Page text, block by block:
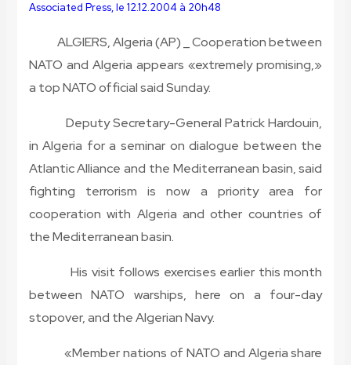
Associated Press, le 12.12.2004 à 20h48
ALGIERS, Algeria (AP) _ Cooperation between
NATO and Algeria appears «extremely promising,»
a top NATO official said Sunday.
Deputy Secretary-General Patrick Hardouin,
in Algeria for a seminar on dialogue between the
Atlantic Alliance and the Mediterranean basin, said
fighting terrorism is now a priority area for
cooperation with Algeria and other countries of
the Mediterranean basin.
His visit follows exercises earlier this month
between NATO warships, here on a four-day
stopover, and the Algerian Navy.
«Member nations of NATO and Algeria share